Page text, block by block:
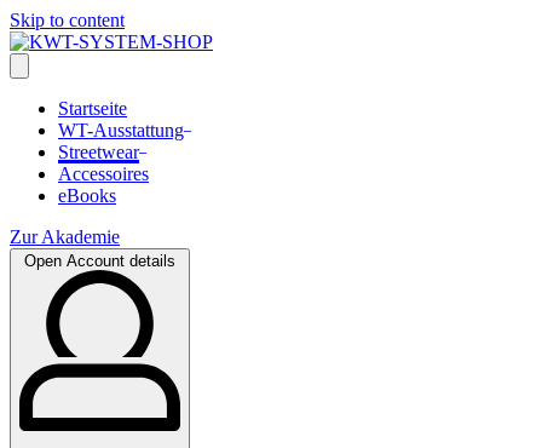
Skip to content
Startseite
WT-Ausstattung
Streetwear
Accessoires
eBooks
Zur Akademie
Open Account details